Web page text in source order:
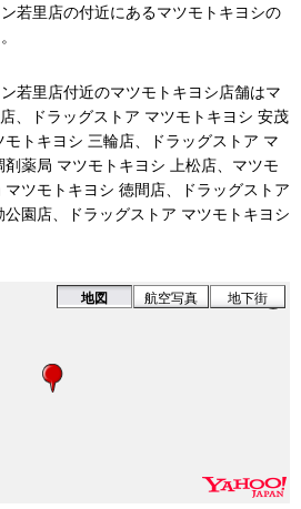
若里店の付近にあるマツモトキヨシの
若里店付近のマツモトキヨシ店舗はマ
、ドラッグストア マツモトキヨシ 安茂
トキヨシ 三輪店、ドラッグストア マ
薬局 マツモトキヨシ 上松店、マツモ
マツモトキヨシ 徳間店、ドラッグストア
園店、ドラッグストア マツモトキヨシ
地図 航空写真 地下街
ウエルシア